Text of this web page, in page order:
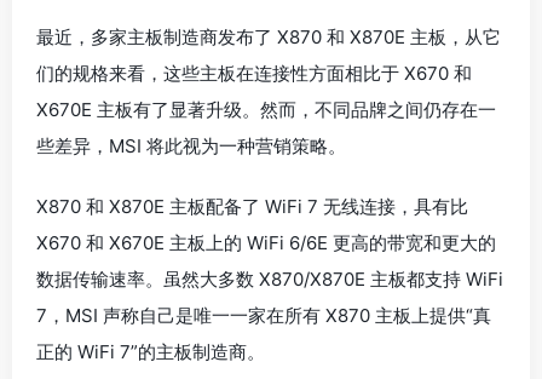
最近，多家主板制造商发布了 X870 和 X870E 主板，从它
们的规格来看，这些主板在连接性方面相比于 X670 和
X670E 主板有了显著升级。然而，不同品牌之间仍存在一
些差异，MSI 将此视为一种营销策略。
X870 和 X870E 主板配备了 WiFi 7 无线连接，具有比
X670 和 X670E 主板上的 WiFi 6/6E 更高的带宽和更大的
数据传输速率。虽然大多数 X870/X870E 主板都支持 WiFi
7，MSI 声称自己是唯一一家在所有 X870 主板上提供“真
正的 WiFi 7”的主板制造商。